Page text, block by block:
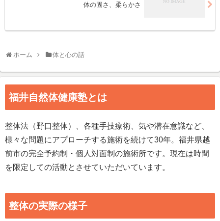
体の固さ、柔らかさ
ホーム 体と心の話
福井自然体健康塾とは
整体法（野口整体）、各種手技療術、気や潜在意識など、
様々な問題にアプローチする施術を続けて30年。福井県越
前市の完全予約制・個人対面制の施術所です。現在は時間
を限定しての活動とさせていただいています。
整体の実際の様子